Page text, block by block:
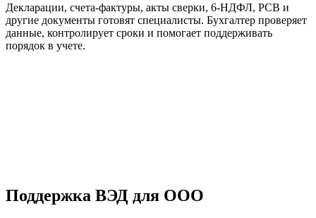
Декларации, счета-фактуры, акты сверки, 6-НДФЛ, РСВ и
другие документы готовят специалисты. Бухгалтер проверяет
данные, контролирует сроки и помогает поддерживать
порядок в учете.
Поддержка ВЭД для ООО